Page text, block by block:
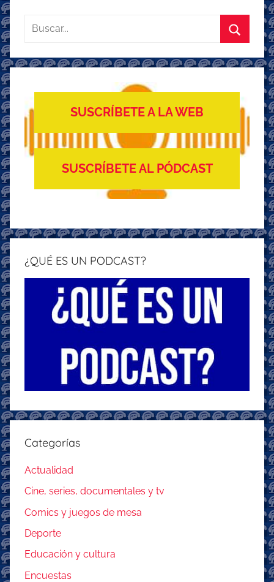
Buscar:
Buscar
SUSCRÍBETE A LA WEB
SUSCRÍBETE AL PÓDCAST
¿QUÉ ES UN PODCAST?
Categorías
Actualidad
Cine, series, documentales y tv
Comics y juegos de mesa
Deporte
Educación y cultura
Encuestas